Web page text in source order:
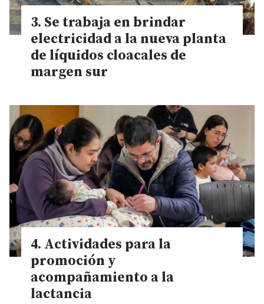
Se trabaja en brindar
electricidad a la nueva planta
de líquidos cloacales de
margen sur
Actividades para la
promoción y
acompañamiento a la
lactancia